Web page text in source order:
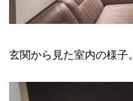
玄関から見た室内の様子。